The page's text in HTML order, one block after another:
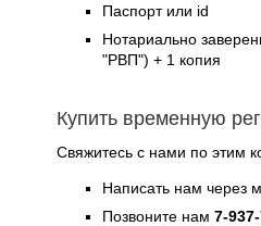
Паспорт или id
Нотариально
"РВП") + 1 копия
Купить временную
Свяжитесь с нами по этим
Написать нам через
Позвоните нам 7-